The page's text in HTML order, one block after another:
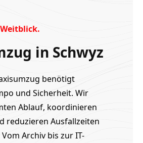
in Schwyz
benötigt
und Sicherheit. Wir
Ablauf, koordinieren
reduzieren Ausfallzeiten
Archiv bis zur IT-